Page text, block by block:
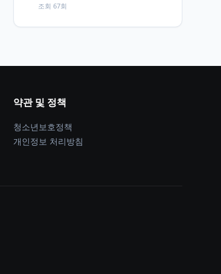
조회 67회
약관 및 정책
청소년보호정책
개인정보 처리방침